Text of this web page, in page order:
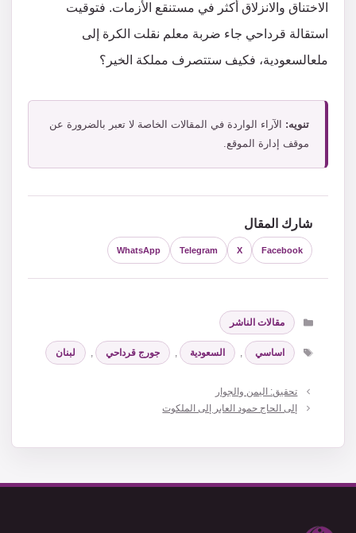
الاختناق والانزلاق أكثر في مستنقع الأزمات. فتوقيت
استقالة قرداحي جاء ضربة معلم نقلت الكرة إلى
ملعالسعودية، فكيف ستتصرف مملكة الخير؟
تنويه: الآراء الواردة في المقالات الخاصة لا تعبر بالضرورة عن
موقف إدارة الموقع.
شارك المقال
Facebook
X
Telegram
WhatsApp
التصنيفات
مقالات الناشر
الوسوم
اساسي , السعودية , جورج قرداحي , لبنان
تحقيق: اليمن والجوار
إلى الحاج حمود العابر إلى الملكوت